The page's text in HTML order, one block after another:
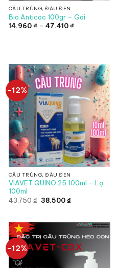
CẦU TRÙNG, ĐẦU ĐEN
Bio Anticoc 100gr – Gói
14.960₫ – 47.410₫Khoảng
-12%
CẦU TRÙNG, ĐẦU ĐEN
VIAVET QUINO 25 100ml – Lọ
100ml
43.750₫ Giá
gốc
38.500₫Giá
hiện
38.500 ₫.
-12%